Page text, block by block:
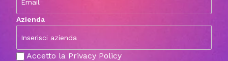
Azienda
Accetto la Privacy Policy